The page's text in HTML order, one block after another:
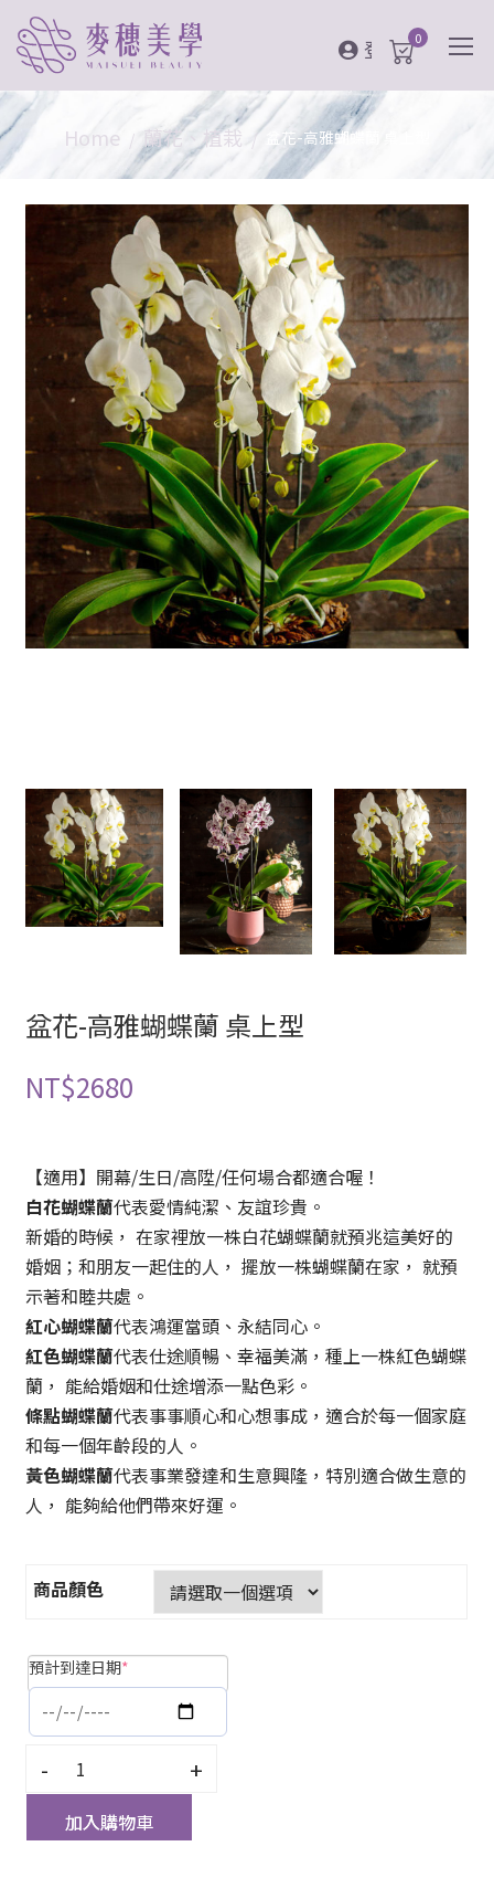
登入 0
Home 蘭花、植栽 盆花-高雅蝴蝶蘭 桌上型
盆花-高雅蝴蝶蘭 桌上型
NT$2680
【適用】開幕/生日/高陞/任何場合都適合喔！
白花蝴蝶蘭代表愛情純潔、友誼珍貴。
新婚的時候， 在家裡放一株白花蝴蝶蘭就預兆這美好的
婚姻；和朋友一起住的人， 擺放一株蝴蝶蘭在家， 就預
示著和睦共處。
紅心蝴蝶蘭代表鴻運當頭、永結同心。
紅色蝴蝶蘭代表仕途順暢、幸福美滿，種上一株紅色蝴蝶
蘭， 能給婚姻和仕途增添一點色彩。
條點蝴蝶蘭代表事事順心和心想事成，適合於每一個家庭
和每一個年齡段的人。
黃色蝴蝶蘭代表事業發達和生意興隆，特別適合做生意的
人， 能夠給他們帶來好運。
商品顏色
預計到達日期*
- +
加入購物車